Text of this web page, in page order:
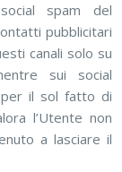
spam del
pubblicitari
canali solo su
sui social
per il sol fatto di
l’Utente non
a lasciare il